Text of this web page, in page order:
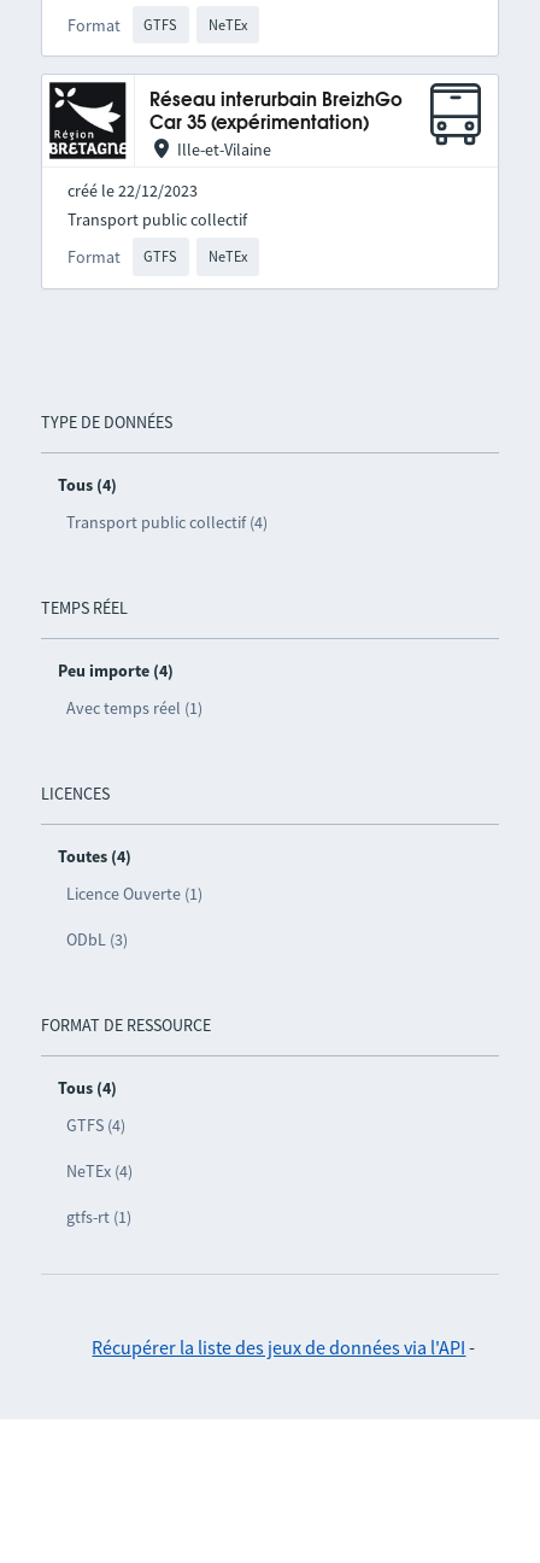
TYPE DE DONNÉES
Tous (4)
Transport public collectif (4)
TEMPS RÉEL
Peu importe (4)
Avec temps réel (1)
LICENCES
Toutes (4)
Licence Ouverte (1)
ODbL (3)
FORMAT DE RESSOURCE
Tous (4)
GTFS (4)
NeTEx (4)
gtfs-rt (1)
Format GTFS NeTEx
Réseau interurbain BreizhGo
Car 35 (expérimentation)
Ille-et-Vilaine
créé le 22/12/2023
Format GTFS NeTEx
Transport public collectif
Récupérer la liste des jeux de données via l'API -